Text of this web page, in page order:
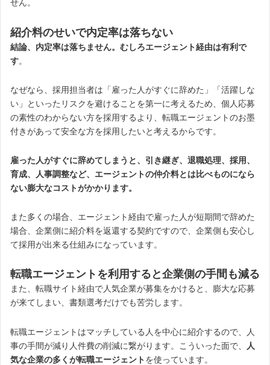
せん。
紹介料のせいで内定率は落ちない
結論、内定率は落ちません。むしろエージェント経由は有利で
す。
なぜなら、採用担当者は「雇った人がすぐに辞めた」「活躍しな
い」といったリスクを避けることを第一に考えるため、個人応募
の素性のわからない方を採用するより、転職エージェントのお墨
付きがあって安全な方を採用したいと考えるからです。
雇った人がすぐに辞めてしまうと、引き継ぎ、退職処理、採用、
育成、人事調整など、エージェントの仲介料とは比べものになら
ない膨大なコストがかかります。
また多くの場合、エージェント経由で雇った人が短期間で辞めた
場合、企業側に紹介料を返還する契約ですので、企業側も安心し
て採用が出来る仕組みになっています。
転職エージェントを利用すると企業側の手間も減る
また、転職サイト経由で人気企業が募集をかけると、膨大な応募
が来てしまい、書類選考だけでも苦労します。
転職エージェントはマッチしている人を中心に紹介するので、人
事の手間が減り人件費の削減に繋がります。こういった面で、
人
気な企業の多くが転職エージェントを使っています。